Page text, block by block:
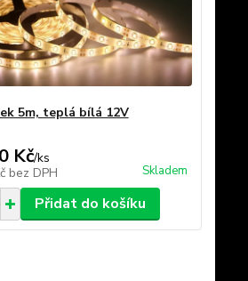
5m, teplá bílá 12V
Kč/ks
bez DPH Skladem
Přidat do košíku